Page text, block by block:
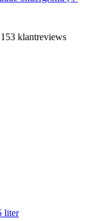
klantreviews
liter